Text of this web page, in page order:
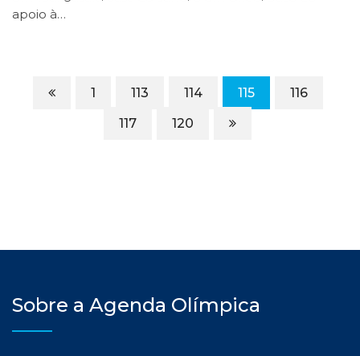
apoio à…
1 113 114 115
116
117
120
Sobre a Agenda Olímpica